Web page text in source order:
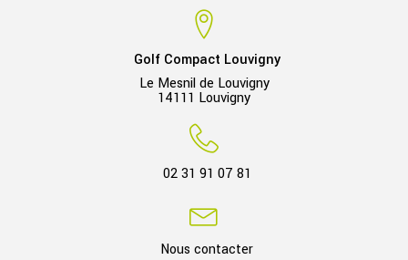
Golf Compact Louvigny
Le Mesnil de Louvigny
14111 Louvigny
02 31 91 07 81
Nous contacter